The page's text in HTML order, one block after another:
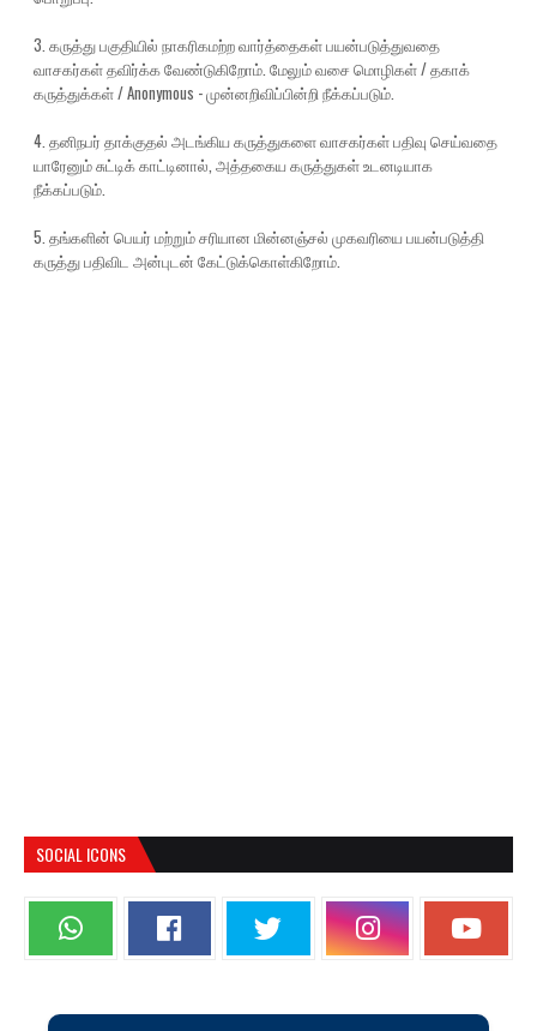
3. கருத்து பகுதியில் நாகரிகமற்ற வார்த்தைகள் பயன்படுத்துவதை
வாசகர்கள் தவிர்க்க வேண்டுகிறோம். மேலும் வசை மொழிகள் / தகாக்
கருத்துக்கள் / Anonymous - முன்னறிவிப்பின்றி நீக்கப்படும்.
4. தனிநபர் தாக்குதல் அடங்கிய கருத்துகளை வாசகர்கள் பதிவு செய்வதை
யாரேனும் சுட்டிக் காட்டினால், அத்தகைய கருத்துகள் உடனடியாக
நீக்கப்படும்.
5. தங்களின் பெயர் மற்றும் சரியான மின்னஞ்சல் முகவரியை பயன்படுத்தி
கருத்து பதிவிட அன்புடன் கேட்டுக்கொள்கிறோம்.
SOCIAL ICONS